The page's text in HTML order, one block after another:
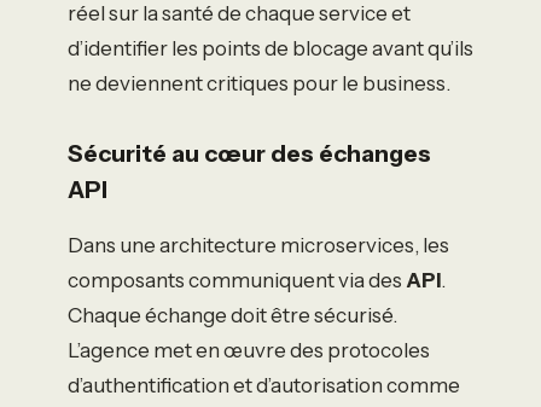
réel sur la santé de chaque service et
d’identifier les points de blocage avant qu’ils
ne deviennent critiques pour le business.
Sécurité au cœur des échanges
API
Dans une architecture microservices, les
composants communiquent via des API.
Chaque échange doit être sécurisé.
L’agence met en œuvre des protocoles
d’authentification et d’autorisation comme